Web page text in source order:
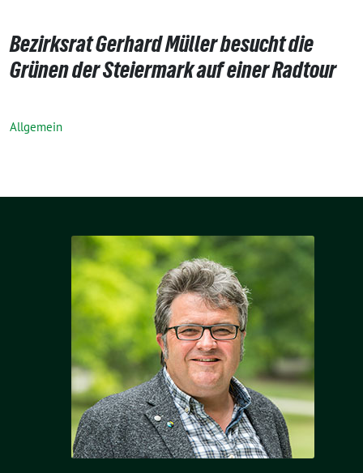
Bezirksrat Gerhard Müller besucht die
Grünen der Steiermark auf einer Radtour
Allgemein